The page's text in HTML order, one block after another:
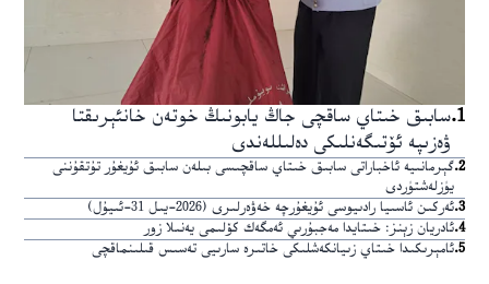
1
.سابىق خىتاي ساقچى جاڭ يابونىڭ خوتەن خانئېرىقتا
ۋەزىپە ئۆتىگەنلىكى دەلىللەندى
2
.گېرمانىيە ئاخباراتى سابىق خىتاي ساقچىسى بىلەن سابىق ئۇيغۇر تۇتقۇننى
يۈزلەشتۈردى
3
.ئەركىن ئاسىيا رادىيوسى ئۇيغۇرچە خەۋەرلىرى (2026-يىل 31-ئىيۇل)
4
.ئادريان زېنز: خىتايدا مەجبۇرىي ئەمگەك كۆلىمى يەنىلا زور
5
.ئامېرىكىدا خىتاي زىيانكەشلىكى خاتىرە سارىيى تەسىس قىلىنماقچى